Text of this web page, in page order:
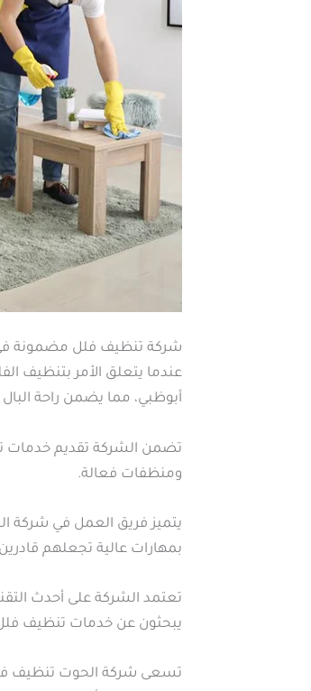
شركة تنظيف فلل مضمونة
عندما يتعلق الأمر بتنظيف
أبوظبي، مما يضمن راحة البال
تضمن الشركة تقديم خدمات
ومنظفات فعالة.
يتميز فريق العمل في شركة
بمهارات عالية تجعلهم
تعتمد الشركة على أحدث
يبحثون عن خدمات تنظيف
تسعى شركة الحوت تنظيف فلل